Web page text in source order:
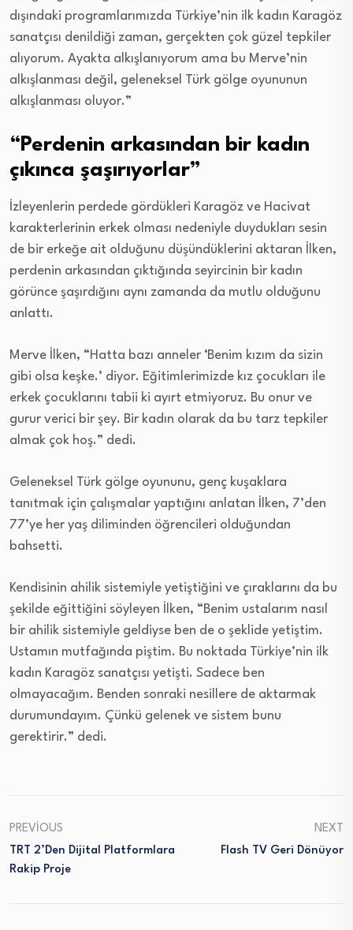
dışındaki programlarımızda Türkiye’nin ilk kadın Karagöz
sanatçısı denildiği zaman, gerçekten çok güzel tepkiler
alıyorum. Ayakta alkışlanıyorum ama bu Merve’nin
alkışlanması değil, geleneksel Türk gölge oyununun
alkışlanması oluyor.”
“Perdenin arkasından bir kadın
çıkınca şaşırıyorlar”
İzleyenlerin perdede gördükleri Karagöz ve Hacivat
karakterlerinin erkek olması nedeniyle duydukları sesin
de bir erkeğe ait olduğunu düşündüklerini aktaran İlken,
perdenin arkasından çıktığında seyircinin bir kadın
görünce şaşırdığını aynı zamanda da mutlu olduğunu
anlattı.
Merve İlken, “Hatta bazı anneler ‘Benim kızım da sizin
gibi olsa keşke.’ diyor. Eğitimlerimizde kız çocukları ile
erkek çocuklarını tabii ki ayırt etmiyoruz. Bu onur ve
gurur verici bir şey. Bir kadın olarak da bu tarz tepkiler
almak çok hoş.” dedi.
Geleneksel Türk gölge oyununu, genç kuşaklara
tanıtmak için çalışmalar yaptığını anlatan İlken, 7’den
77’ye her yaş diliminden öğrencileri olduğundan
bahsetti.
Kendisinin ahilik sistemiyle yetiştiğini ve çıraklarını da bu
şekilde eğittiğini söyleyen İlken, “Benim ustalarım nasıl
bir ahilik sistemiyle geldiyse ben de o şeklide yetiştim.
Ustamın mutfağında piştim. Bu noktada Türkiye’nin ilk
kadın Karagöz sanatçısı yetişti. Sadece ben
olmayacağım. Benden sonraki nesillere de aktarmak
durumundayım. Çünkü gelenek ve sistem bunu
gerektirir.” dedi.
PREVIOUS
TRT 2’den Dijital Platformlara
Rakip Proje
NEXT
Flash TV Geri Dönüyor